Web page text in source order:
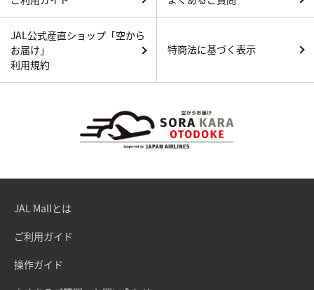
JAL公式産直ショップ「空から
お届け」
利用規約
特商法に基づく表示
JAL Mallとは
ご利用ガイド
操作ガイド